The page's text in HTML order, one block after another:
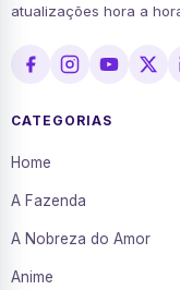
atualizações hora a
CATEGORIAS
Home
A Fazenda
A Nobreza do Amor
Anime